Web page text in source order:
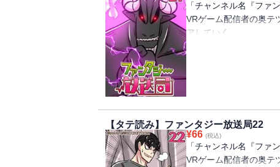
「チャンネル名『ファ
VRゲーム配信者の奥テ
アしていく。
そこへ突然、女神から
ルフの女の子と出会う
仲間が増えたり、騎士
果たして無事異世界を
【タテ読み】ファンタジー放送局22
¥66 (税込)
「チャンネル名『ファ
VRゲーム配信者の奥テ